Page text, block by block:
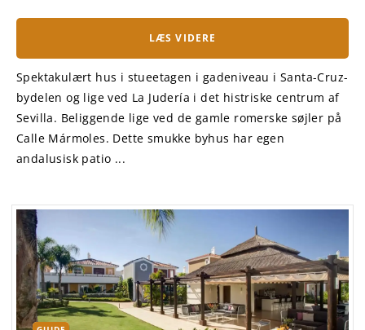
LÆS VIDERE
Spektakulært hus i stueetagen i gadeniveau i Santa-Cruz-
bydelen og lige ved La Judería i det histriske centrum af
Sevilla. Beliggende lige ved de gamle romerske søjler på
Calle Mármoles. Dette smukke byhus har egen
andalusisk patio ...